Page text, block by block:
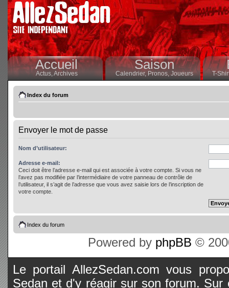
Accueil
Actus,Archives
Saison
Calendrier,Pronos, Joueurs T-
Index du forum
Envoyer le mot de passe
Nom d’utilisateur:
Adresse e-mail:
Ceci doit être l’adresse e-mail qui est associée à votre compte. Si vous ne
l’avez pas modifiée par l’intermédiaire de votre panneau de contrôle de
l’utilisateur, il s’agit de l’adresse que vous avez saisie lors de l’inscription de
votre compte.
Index du forum
Powered by phpBB ©
Le portail AllezSedan.com vous
Sedan et d'y réagir sur son forum.